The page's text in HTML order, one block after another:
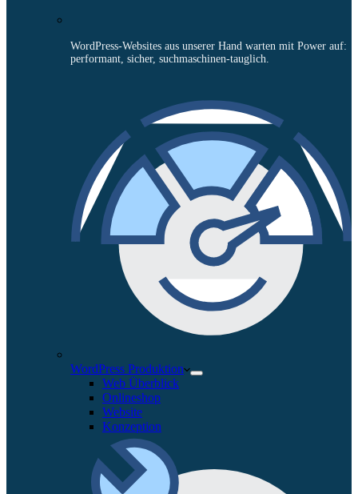
WordPress-Websites aus unserer Hand warten mit Power auf:
performant, sicher, suchmaschinen-tauglich.
WordPress Produktion
Web Überblick
Onlineshop
Website
Konzeption